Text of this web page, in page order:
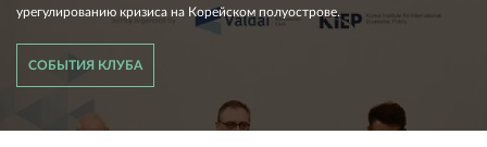
урегулированию кризиса на Корейском полуострове.
СОБЫТИЯ КЛУБА